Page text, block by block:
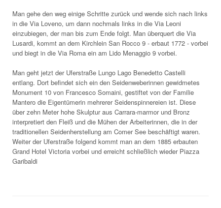
Man gehe den weg einige Schritte zurück und wende sich nach links
in die Via Loveno, um dann nochmals links in die Via Leoni
einzubiegen, der man bis zum Ende folgt. Man überquert die Via
Lusardi, kommt an dem Kirchlein San Rocco 9 - erbaut 1772 - vorbei
und biegt in die Via Roma ein am Lido Menaggio 9 vorbei.
Man geht jetzt der Uferstraße Lungo Lago Benedetto Castelli
entlang. Dort befindet sich ein den Seidenweberinnen gewidmetes
Monument 10 von Francesco Somaini, gestiftet von der Familie
Mantero die Eigentümerin mehrerer Seidenspinnereien ist. Diese
über zehn Meter hohe Skulptur aus Carrara-marmor und Bronz
interpretiert den Fleiß und die Mühen der Arbeiterinnen, die in der
traditionellen Seidenherstellung am Comer See beschäftigt waren.
Weiter der Uferstraße folgend kommt man an dem 1885 erbauten
Grand Hotel Victoria vorbei und erreicht schließlich wieder Piazza
Garibaldi